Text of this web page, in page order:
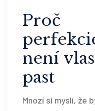
Proč
není
past
Mnozí si myslí, že